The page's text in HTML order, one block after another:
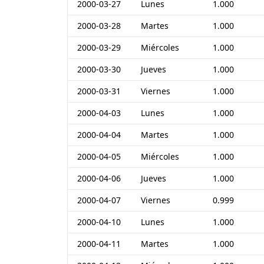
2000-03-27 Lunes
1.000
2000-03-28
Martes
1.000
2000-03-29
Miércoles
1.000
2000-03-30
Jueves
1.000
2000-03-31
Viernes
1.000
2000-04-03
Lunes
1.000
2000-04-04
Martes
1.000
2000-04-05
Miércoles
1.000
2000-04-06
Jueves
1.000
2000-04-07
Viernes
0.999
2000-04-10
Lunes
1.000
2000-04-11
Martes
1.000